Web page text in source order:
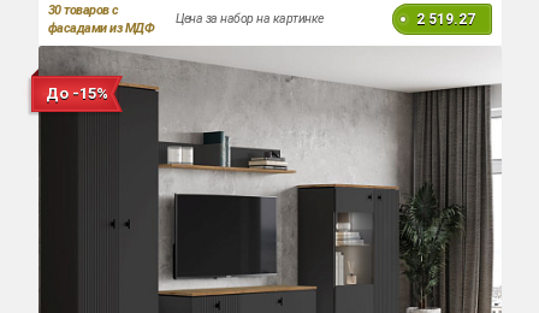
30товаров с
фасадами из МДФ
Цена за набор на картинке 2 519.27
До -15%